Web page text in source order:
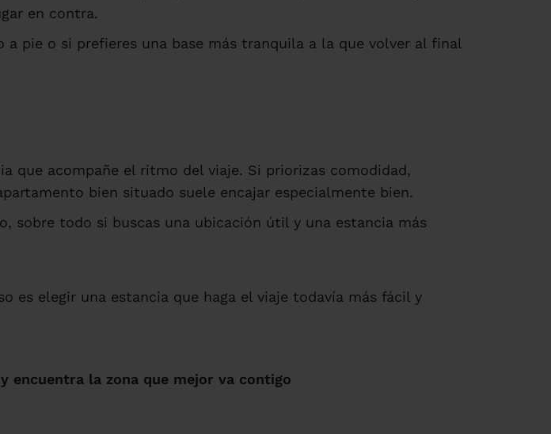
en contra.
pie o si prefieres una base más tranquila a la que volver al final
que acompañe el ritmo del viaje. Si priorizas comodidad,
bien situado suele encajar especialmente bien.
sobre todo si buscas una ubicación útil y una estancia más
es elegir una estancia que haga el viaje todavía más fácil y
encuentra la zona que mejor va contigo